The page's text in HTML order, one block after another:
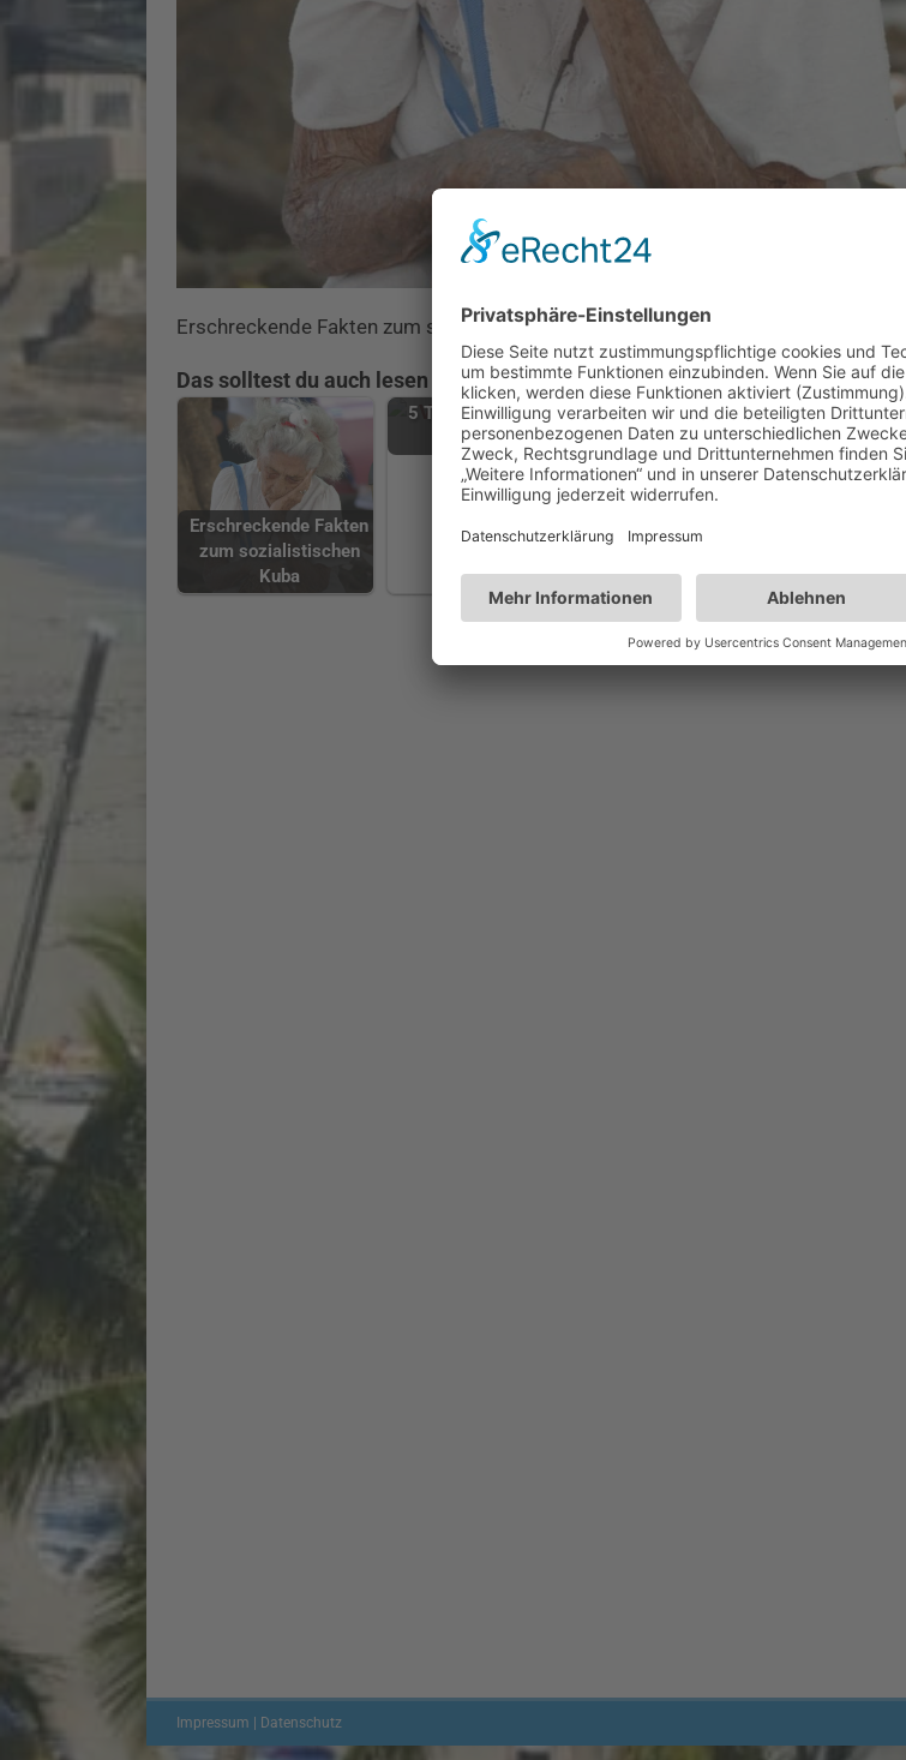
Erschreckende Fakten zum sozialistischen Kuba
Das solltest du auch lesen
Erschreckende Fakten
zum sozialistischen
Kuba
5 Tage in Kuba ohne
Koffer
Impressum | Datenschutz